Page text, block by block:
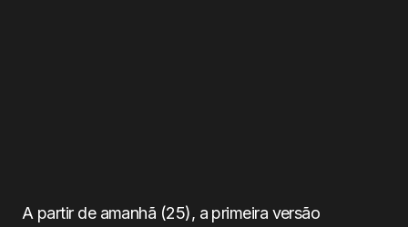
A partir de amanhã (25), a primeira versão